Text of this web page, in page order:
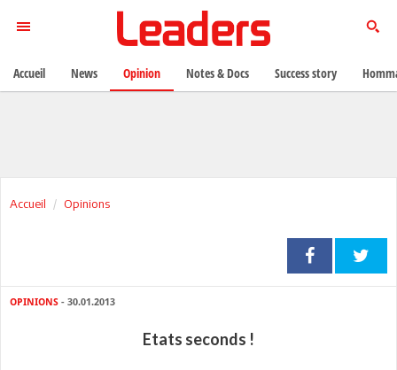
Accueil Opinions
OPINIONS - 30.01.2013
Etats seconds !
Accueil News Opinion Notes & Docs Success story